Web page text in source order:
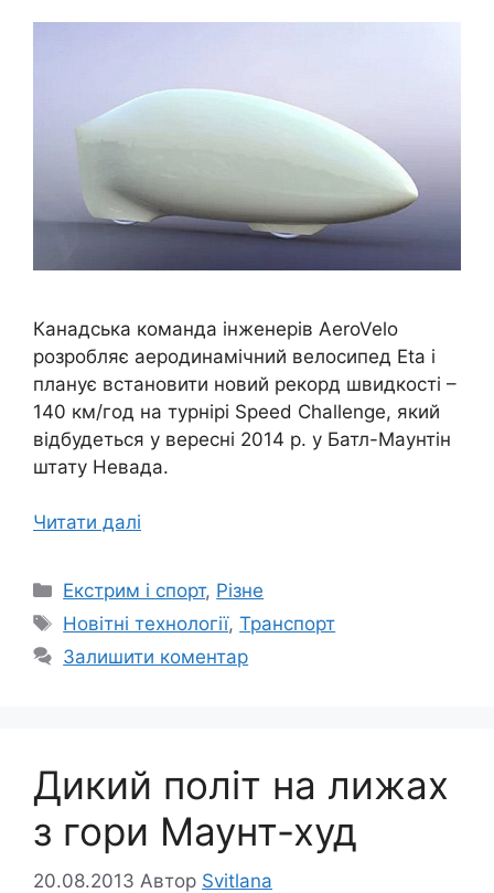
Канадська команда інженерів AeroVelo
розробляє аеродинамічний велосипед Eta і
планує встановити новий рекорд швидкості –
140 км/год на турнірі Speed Challenge, який
відбудеться у вересні 2014 р. у Батл-Маунтін
штату Невада.
Читати далі
Категорії
Екстрим і спорт, Різне
Позначки
Новітні технології,Транспорт
Залишити коментар
Дикий політ на лижах
з гори Маунт-худ
20.08.2013 Автор Svitlana